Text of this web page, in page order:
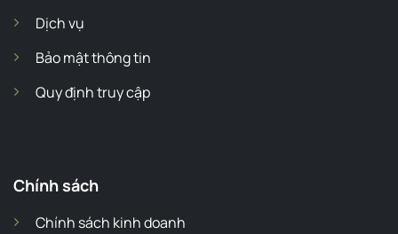
Dịch vụ
Bảo mật thông tin
Quy định truy cập
Chính sách
Chính sách kinh doanh